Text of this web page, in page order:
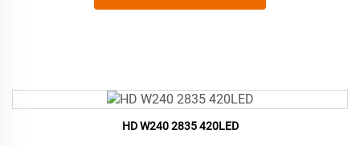
HD W240 2835 420LED